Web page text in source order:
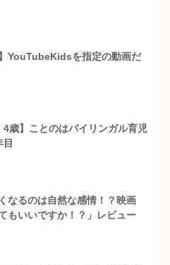
】YouTubeKidsを指定の動画だ
4歳】ことのはバイリンガル育児
なるのは自然な感情！？映画
もいいですか！？」レビュー